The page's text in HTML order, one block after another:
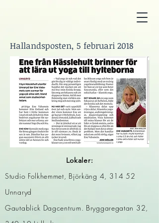
Hallandsposten, 5 februari 2018
Lokaler:
​Studio Folkhemmet, Björkäng 4, 314 52
Unnaryd
Gautablick Dagcentrum. Bryggaregatan 32,